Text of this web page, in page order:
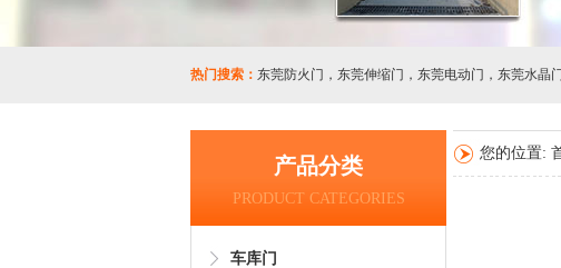
热门搜索： 东莞防火门 ， 东莞伸缩门 ， 东莞电动门 ， 东莞水晶
产品分类
PRODUCT CATEGORIES
车库门
您的位置: